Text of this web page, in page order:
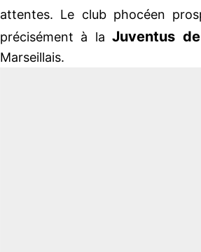
attentes. Le club phocéen
précisément à laJuventus
Marseillais.